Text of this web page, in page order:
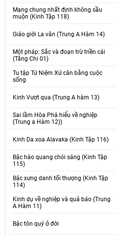
Mạng chung nhất định không sầu
muộn (Kinh Tập 118)
Giáo giới La vân (Trung A Hàm 14)
Một pháp: Sắc và đoạn trừ triền cái
(Tăng Chi 01)
Tu tập Tứ Niệm Xứ cân bằng cuộc
sống
Kinh Vượt qua (Trung A hàm 13)
Sai lầm Hòa Phá hiểu về nghiệp
(Trung a Hàm 12))
Kinh Da xoa Alavaka (Kinh Tập 116)
Bậc hào quang chói sáng (Kinh Tập
115)
Bậc xưng danh tối thượng (Kinh Tập
114)
Kinh dụ về nghiệp và quả báo (Trung
A Hàm 11)
Bậc tôn quý ở đời